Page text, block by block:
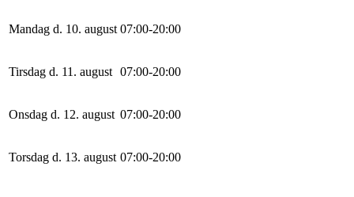
Mandag d. 10. august 07:00-20:00
Tirsdag d. 11. august 07:00-20:00
Onsdag d. 12. august 07:00-20:00
Torsdag d. 13. august 07:00-20:00